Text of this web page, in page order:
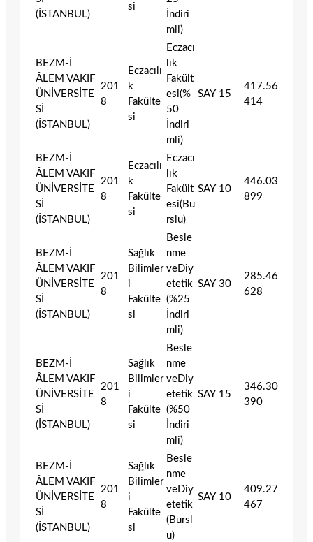
(İSTANBUL)
si
İndiri
mli)
BEZM-İ
ÂLEM VAKIF
ÜNİVERSİTE
Sİ
(İSTANBUL)
201
8
Eczacılı
k
Fakülte
si
Eczacı
lık
Fakült
esi(%
50
İndiri
mli)
SAY 15
417.56
414
BEZM-İ
ÂLEM VAKIF
ÜNİVERSİTE
Sİ
(İSTANBUL)
201
8
Eczacılı
k
Fakülte
si
Eczacı
lık
Fakült
esi(Bu
rslu)
SAY 10
446.03
899
BEZM-İ
ÂLEM VAKIF
ÜNİVERSİTE
Sİ
(İSTANBUL)
201
8
Sağlık
Bilimler
i
Fakülte
si
Besle
nme
veDiy
etetik
(%25
İndiri
mli)
SAY 30
285.46
628
BEZM-İ
ÂLEM VAKIF
ÜNİVERSİTE
Sİ
(İSTANBUL)
201
8
Sağlık
Bilimler
i
Fakülte
si
Besle
nme
veDiy
etetik
(%50
İndiri
mli)
SAY 15
346.30
390
BEZM-İ
ÂLEM VAKIF
ÜNİVERSİTE
Sİ
(İSTANBUL)
201
8
Sağlık
Bilimler
i
Fakülte
si
Besle
nme
veDiy
etetik
(Bursl
u)
SAY 10
409.27
467